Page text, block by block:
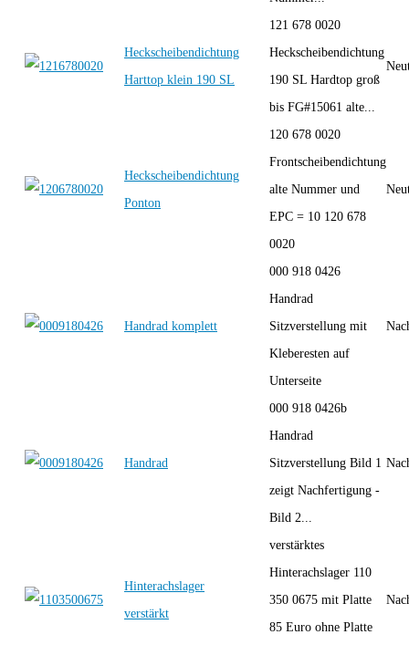
Heckscheibendichtung
Harttop klein 190 SL
121 678 0020
Heckscheibendichtung
190 SL Hardtop groß
bis FG#15061 alte...
Heckscheibendichtung
Ponton
120 678 0020
Frontscheibendichtung
alte Nummer und
EPC = 10 120 678
0020
Handrad komplett
000 918 0426
Handrad
Sitzverstellung mit
Kleberesten auf
Unterseite
Handrad
000 918 0426b
Handrad
Sitzverstellung Bild 1
zeigt Nachfertigung -
Bild 2...
Hinterachslager
verstärkt
verstärktes
Hinterachslager 110
350 0675 mit Platte
85 Euro ohne Platte